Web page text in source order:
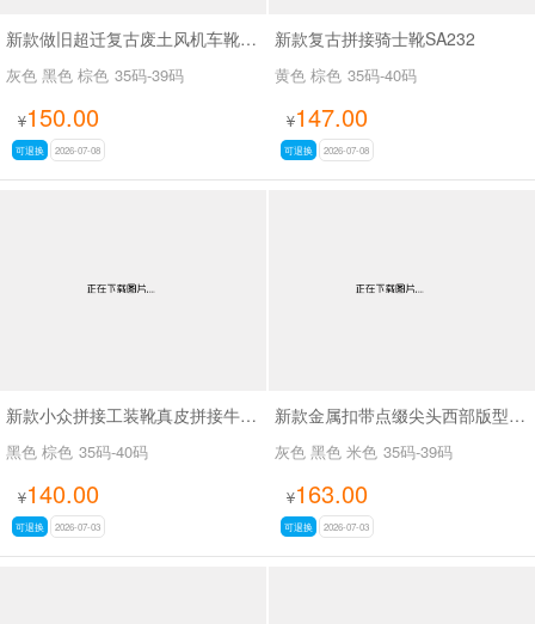
新款做旧超迁复古废土风机车靴SA8036
灰色 黑色 棕色 35码-39码
¥150.00
可退换 2026-07-08
新款复古拼接骑士靴SA232
黄色 棕色 35码-40码
¥147.00
可退换 2026-07-08
新款小众拼接工装靴真皮拼接牛仔布SA111
黑色 棕色 35码-40码
¥140.00
可退换 2026-07-03
新款金属扣带点缀尖头西部版型废土风尖头长靴SA8034
灰色 黑色 米色 35码-39码
¥163.00
可退换 2026-07-03